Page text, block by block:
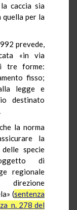
caccia sia
per la
prevede,
«in via
tre forme:
fisso;
legge e
destinato
la norma
la
specie
di
regionale
(sentenza
n. 278 del